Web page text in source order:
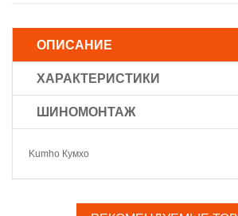
ОПИСАНИЕ
ХАРАКТЕРИСТИКИ
ШИНОМОНТАЖ
Kumho Кумхо